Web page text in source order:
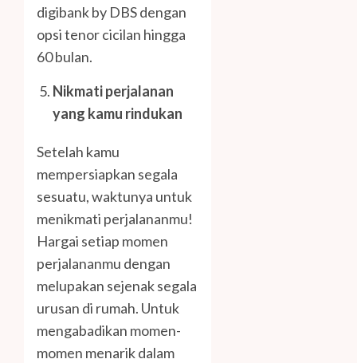
digibank by DBS dengan
opsi tenor cicilan hingga
60 bulan.
Nikmati perjalanan
yang kamu rindukan
Setelah kamu
mempersiapkan segala
sesuatu, waktunya untuk
menikmati perjalananmu!
Hargai setiap momen
perjalananmu dengan
melupakan sejenak segala
urusan di rumah. Untuk
mengabadikan momen-
momen menarik dalam